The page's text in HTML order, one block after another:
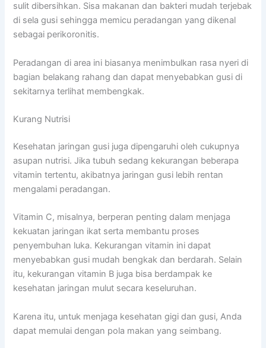
sulit dibersihkan. Sisa makanan dan bakteri mudah terjebak
di sela gusi sehingga memicu peradangan yang dikenal
sebagai perikoronitis.
Peradangan di area ini biasanya menimbulkan rasa nyeri di
bagian belakang rahang dan dapat menyebabkan gusi di
sekitarnya terlihat membengkak.
Kurang Nutrisi
Kesehatan jaringan gusi juga dipengaruhi oleh cukupnya
asupan nutrisi. Jika tubuh sedang kekurangan beberapa
vitamin tertentu, akibatnya jaringan gusi lebih rentan
mengalami peradangan.
Vitamin C, misalnya, berperan penting dalam menjaga
kekuatan jaringan ikat serta membantu proses
penyembuhan luka. Kekurangan vitamin ini dapat
menyebabkan gusi mudah bengkak dan berdarah. Selain
itu, kekurangan vitamin B juga bisa berdampak ke
kesehatan jaringan mulut secara keseluruhan.
Karena itu, untuk menjaga kesehatan gigi dan gusi, Anda
dapat memulai dengan pola makan yang seimbang.